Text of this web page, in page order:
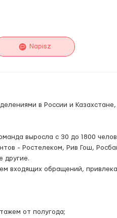
Napisz
в России и
выросла с 30 до 1800
- Ростелеком, Рив Гош,
другие.
входящих обращений,
от полугода;